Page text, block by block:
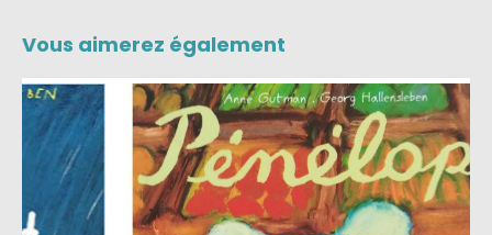
Vous aimerez également